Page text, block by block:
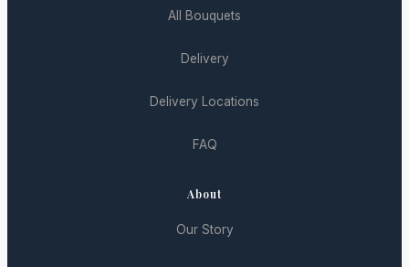
All Bouquets
Delivery
Delivery Locations
FAQ
About
Our Story